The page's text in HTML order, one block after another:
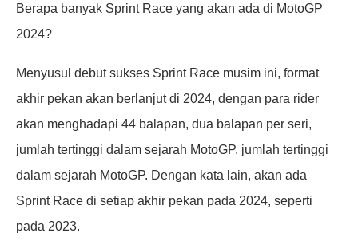
Berapa banyak Sprint Race yang akan ada di MotoGP
2024?
Menyusul debut sukses Sprint Race musim ini, format
akhir pekan akan berlanjut di 2024, dengan para rider
akan menghadapi 44 balapan, dua balapan per seri,
jumlah tertinggi dalam sejarah MotoGP. jumlah tertinggi
dalam sejarah MotoGP. Dengan kata lain, akan ada
Sprint Race di setiap akhir pekan pada 2024, seperti
pada 2023.